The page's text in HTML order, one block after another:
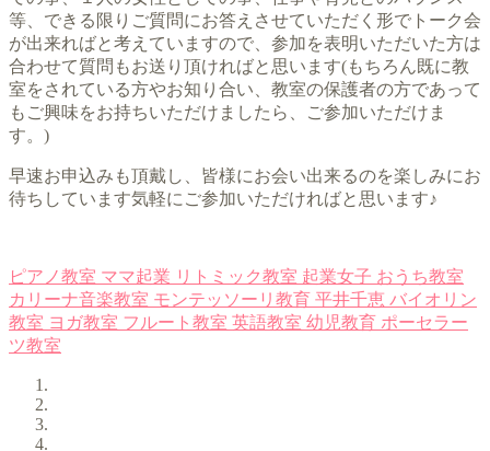
等、できる限りご質問にお答えさせていただく形でトーク会
が出来ればと考えていますので、参加を表明いただいた方は
合わせて質問もお送り頂ければと思います(もちろん既に教
室をされている方やお知り合い、教室の保護者の方であって
もご興味をお持ちいただけましたら、ご参加いただけま
す。)
早速お申込みも頂戴し、皆様にお会い出来るのを楽しみにお
待ちしています気軽にご参加いただければと思います♪
ピアノ教室 ママ起業 リトミック教室 起業女子 おうち教室
カリーナ音楽教室 モンテッソーリ教育 平井千恵 バイオリン
教室 ヨガ教室 フルート教室 英語教室 幼児教育 ポーセラー
ツ教室